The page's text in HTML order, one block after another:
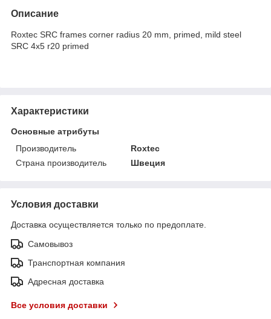
Описание
Roxtec SRC frames corner radius 20 mm, primed, mild steel
SRC 4x5 r20 primed
Характеристики
Основные атрибуты
Производитель
Roxtec
Страна производитель
Швеция
Условия доставки
Доставка осуществляется только по предоплате.
Самовывоз
Транспортная компания
Адресная доставка
Все условия доставки